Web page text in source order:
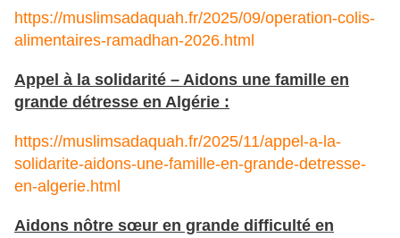
https://muslimsadaquah.fr/2025/09/operation-colis-
alimentaires-ramadhan-2026.html
Appel à la solidarité – Aidons une famille en
grande détresse en Algérie :
https://muslimsadaquah.fr/2025/11/appel-a-la-
solidarite-aidons-une-famille-en-grande-detresse-
en-algerie.html
Aidons nôtre sœur en grande difficulté en